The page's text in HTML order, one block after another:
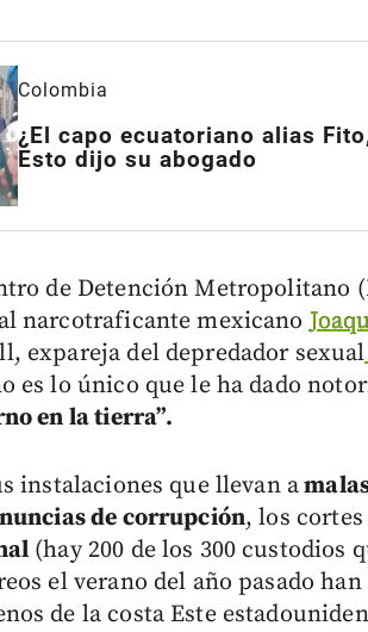
Colombia
¿El capo ecuatoriano alias
Esto dijo su abogado
de Detención Metropolitano
narcotraficante mexicano
expareja del depredador sexual
es lo único que le ha dado
en la tierra”.
instalaciones que llevan a
de corrupción, los
(hay 200 de los 300 custodios
el verano del año pasado
de la costa Este